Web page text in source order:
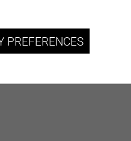
PREFERENCES